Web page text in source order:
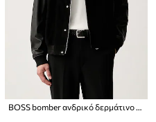
BOSS bomber ανδρικό δερμάτινο C-Mileon